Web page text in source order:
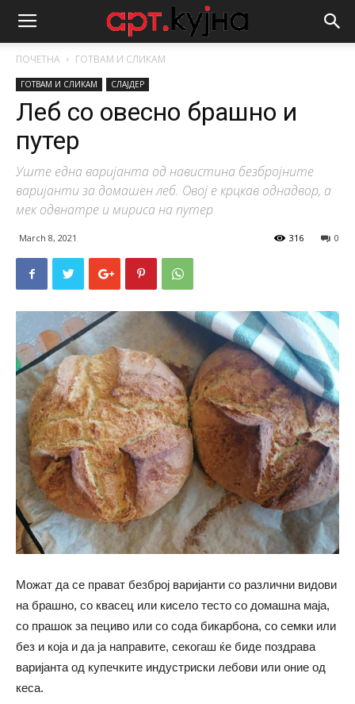
ПОЧЕТНА ГОТВАМ И СЛИКАМ
ГОТВАМ И СЛИКАМ СЛАЈДЕР
Леб со овесно брашно и
путер
Уште една варијанта од навистина безбројните
варијанти за домашен леб. Овој е крцкав однадвор, а
мек одвнатре и мириса на путер
March 8, 2021 0
316
Можат да се прават безброј варијанти со различни видови
на брашно, со квасец или кисело тесто со домашна маја,
со прашок за пециво или со сода бикарбона, со семки или
без и која и да ја направите, секогаш ќе биде поздрава
варијанта од купечките индустриски лебови или оние од
кеса.